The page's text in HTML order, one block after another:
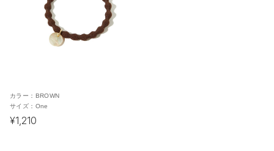
カラー： BROWN
サイズ： One
¥1,210